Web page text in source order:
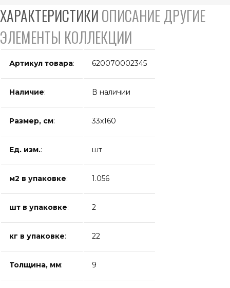
ХАРАКТЕРИСТИКИОПИСАНИЕДРУГИЕ
ЭЛЕМЕНТЫ КОЛЛЕКЦИИ
Артикул товара: 620070002345
Наличие: В наличии
Размер, см: 33x160
Ед. изм.: шт
м2 в упаковке: 1.056
шт в упаковке: 2
кг в упаковке: 22
Толщина, мм: 9